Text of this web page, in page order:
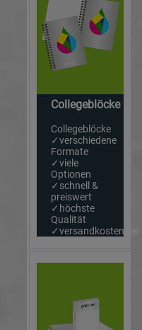
Collegeblöcke
Collegeblöcke
✓verschiedene
Formate
✓viele
Optionen
✓schnell &
preiswert
✓höchste
Qualität
✓versandkostenfrei